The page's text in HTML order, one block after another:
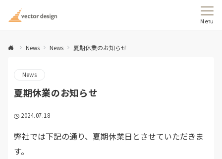
Menu
News News 夏期休業のお知らせ
News
夏期休業のお知らせ
2024.07.18
弊社では下記の通り、夏期休業日とさせていただきま
す。